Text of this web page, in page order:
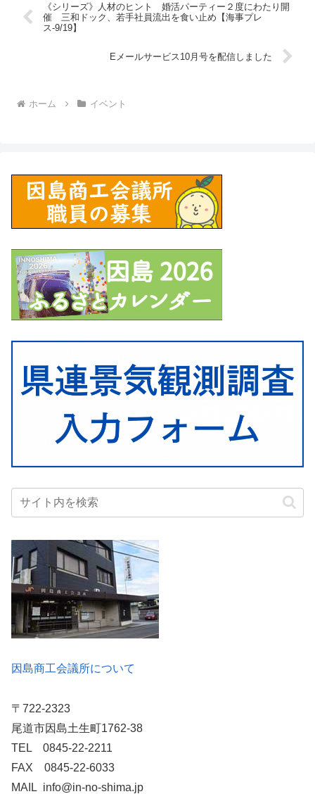
《シリーズ》人材のヒント 婚活パーティー２度にわたり開
催 三和ドック、若手社員流出を食い止め【海事プレ
ス-9/19】
Eメールサービス10月号を配信しました
ホーム イベント
因島商工会議所について
〒722-2323
尾道市因島土生町1762-38
TEL 0845-22-2211
FAX 0845-22-6033
MAIL info@in-no-shima.jp